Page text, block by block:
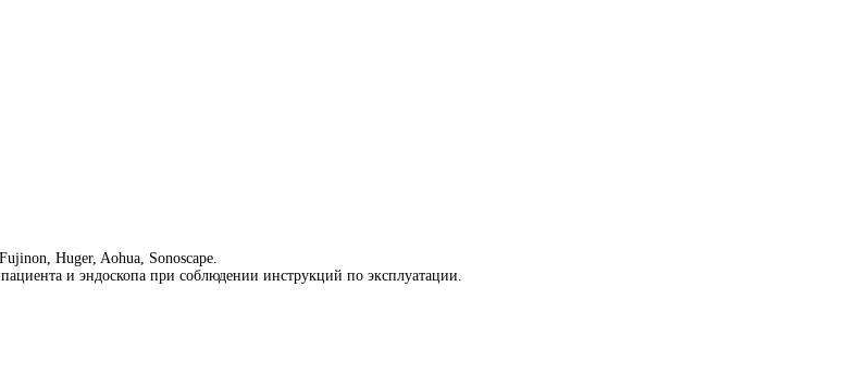
Huger, Aohua, Sonoscape.
и эндоскопа при соблюдении инструкций по эксплуатации.